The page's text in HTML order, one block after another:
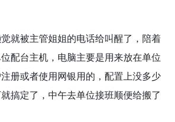
就被主管姐姐的电话给叫醒了，陪着
配台主机，电脑主要是用来放在单位
册或者使用网银用的，配置上没多少
搞定了，中午去单位接班顺便给搬了